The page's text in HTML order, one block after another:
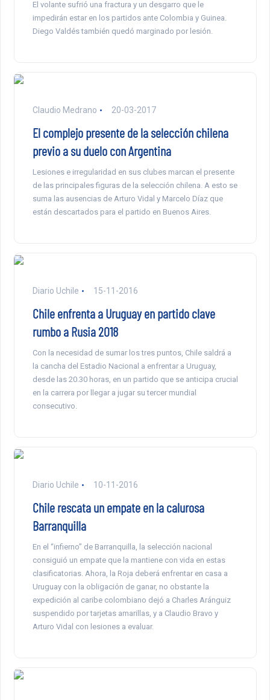
El volante sufrió una fractura y un desgarro que le
impedirán estar en los partidos ante Colombia y Guinea.
Diego Valdés también quedó marginado por lesión.
Claudio Medrano 20-03-2017
El complejo presente de la selección chilena
previo a su duelo con Argentina
Lesiones e irregularidad en sus clubes marcan el presente
de las principales figuras de la selección chilena. A esto se
suma las ausencias de Arturo Vidal y Marcelo Díaz que
están descartados para el partido en Buenos Aires.
Diario Uchile 15-11-2016
Chile enfrenta a Uruguay en partido clave
rumbo a Rusia 2018
Con la necesidad de sumar los tres puntos, Chile saldrá a
la cancha del Estadio Nacional a enfrentar a Uruguay,
desde las 20.30 horas, en un partido que se anticipa crucial
en la carrera por llegar a jugar su tercer mundial
consecutivo.
Diario Uchile 10-11-2016
Chile rescata un empate en la calurosa
Barranquilla
En el “infierno” de Barranquilla, la selección nacional
consiguió un empate que la mantiene con vida en estas
clasificatorias. Ahora, la Roja deberá enfrentar en casa a
Uruguay con la obligación de ganar, no obstante la
expedición al caribe colombiano dejó a Charles Aránguiz
suspendido por tarjetas amarillas, y a Claudio Bravo y
Arturo Vidal con lesiones a evaluar.